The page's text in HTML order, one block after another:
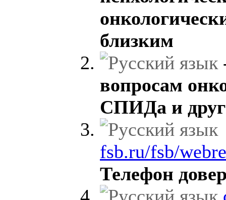
близким
вопросам
СПИДа и
fsb.ru/fsb/
Телефон